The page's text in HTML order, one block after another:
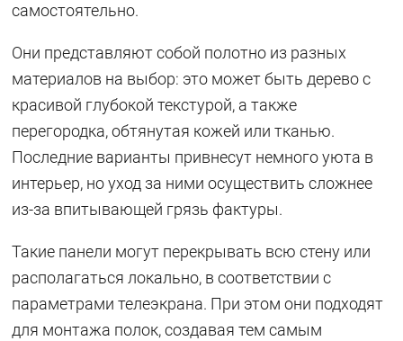
самостоятельно.
Они представляют собой полотно из разных
материалов на выбор: это может быть дерево с
красивой глубокой текстурой, а также
перегородка, обтянутая кожей или тканью.
Последние варианты привнесут немного уюта в
интерьер, но уход за ними осуществить сложнее
из-за впитывающей грязь фактуры.
Такие панели могут перекрывать всю стену или
располагаться локально, в соответствии с
параметрами телеэкрана. При этом они подходят
для монтажа полок, создавая тем самым